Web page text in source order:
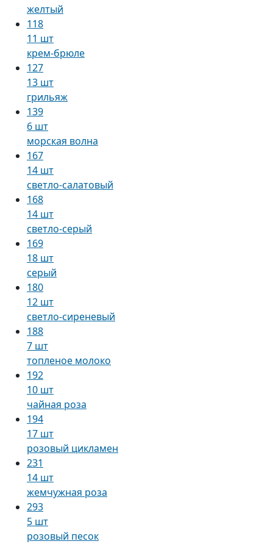
желтый
118
11 шт
крем-брюле
127
13 шт
грильяж
139
6 шт
морская волна
167
14 шт
светло-салатовый
168
14 шт
светло-серый
169
18 шт
серый
180
12 шт
светло-сиреневый
188
7 шт
топленое молоко
192
10 шт
чайная роза
194
17 шт
розовый цикламен
231
14 шт
жемчужная роза
293
5 шт
розовый песок